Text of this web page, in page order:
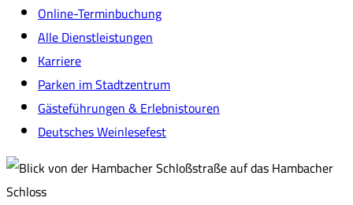
Online-Terminbuchung
Alle Dienstleistungen
Karriere
Parken im Stadtzentrum
Gästeführungen & Erlebnistouren
Deutsches Weinlesefest